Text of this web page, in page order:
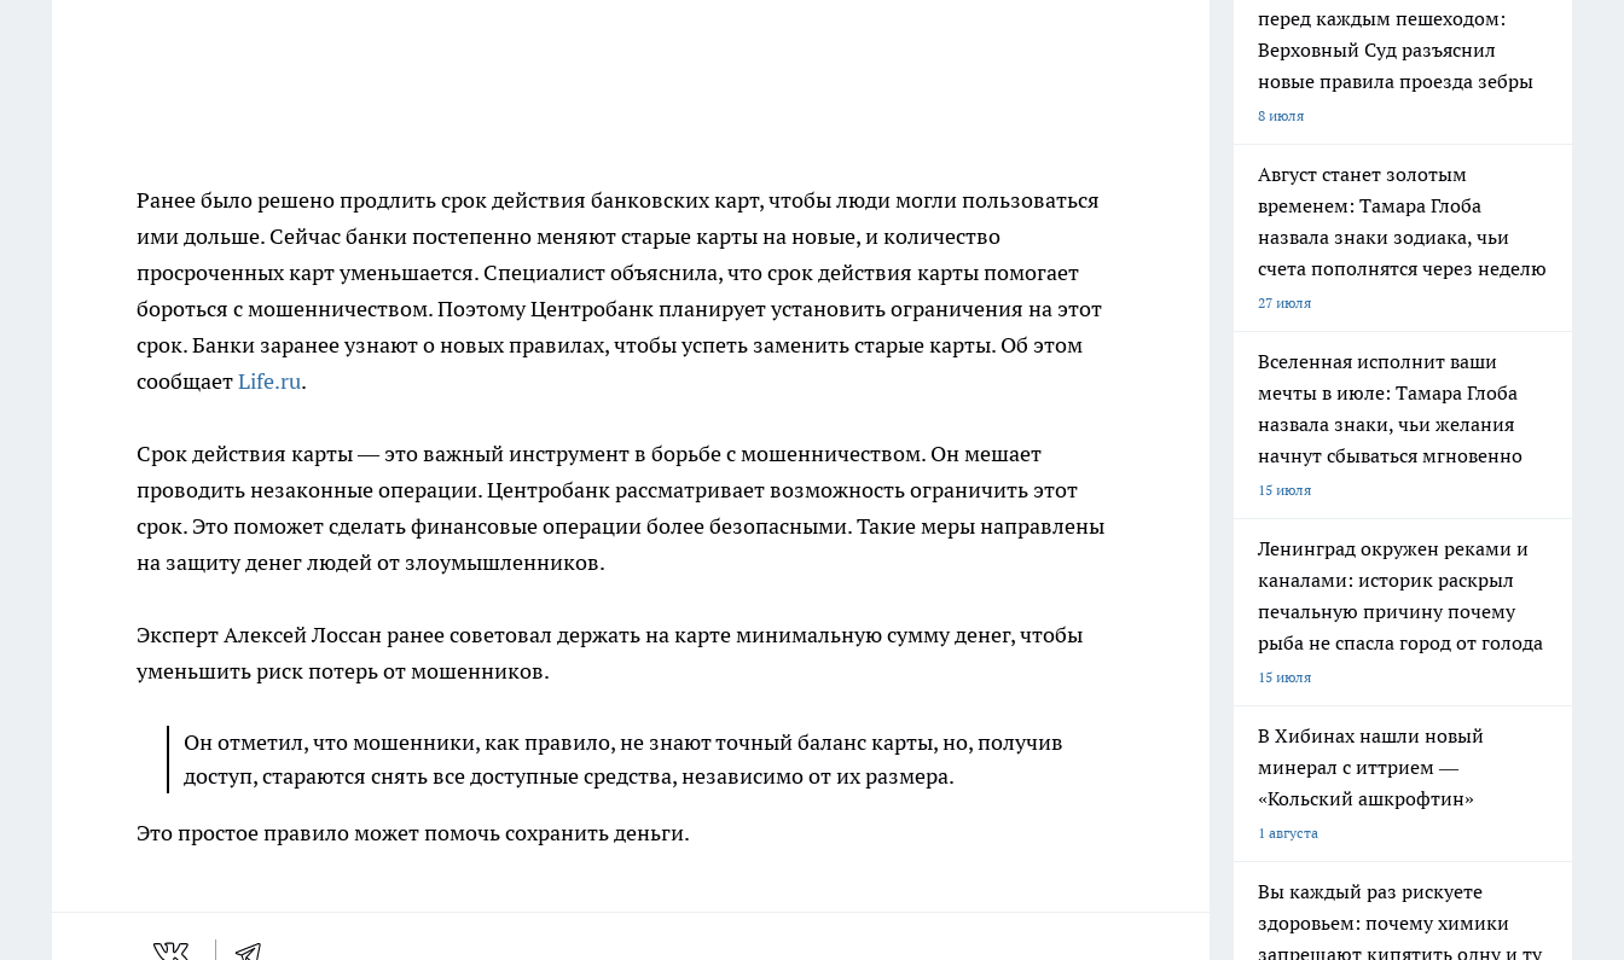
Ранее было решено продлить срок действия банковских карт, чтобы люди могли пользоваться
ими дольше. Сейчас банки постепенно меняют старые карты на новые, и количество
просроченных карт уменьшается. Специалист объяснила, что срок действия карты помогает
бороться с мошенничеством. Поэтому Центробанк планирует установить ограничения на этот
срок. Банки заранее узнают о новых правилах, чтобы успеть заменить старые карты. Об этом
сообщаетLife.ru.
Срок действия карты — это важный инструмент в борьбе с мошенничеством. Он мешает
проводить незаконные операции. Центробанк рассматривает возможность ограничить этот
срок. Это поможет сделать финансовые операции более безопасными. Такие меры направлены
на защиту денег людей от злоумышленников.
Эксперт Алексей Лоссан ранее советовал держать на карте минимальную сумму денег, чтобы
уменьшить риск потерь от мошенников.
Он отметил, что мошенники, как правило, не знают точный баланс карты, но, получив
доступ, стараются снять все доступные средства, независимо от их размера.
Это простое правило может помочь сохранить деньги.
перед каждым пешеходом:
Верховный Суд разъяснил
новые правила проезда зебры
8 июля
Август станет золотым
временем: Тамара Глоба
назвала знаки зодиака, чьи
счета пополнятся через неделю
27 июля
Вселенная исполнит ваши
мечты в июле: Тамара Глоба
назвала знаки, чьи желания
начнут сбываться мгновенно
15 июля
Ленинград окружен реками и
каналами: историк раскрыл
печальную причину почему
рыба не спасла город от голода
15 июля
В Хибинах нашли новый
минерал с иттрием —
«Кольский ашкрофтин»
1 августа
Вы каждый раз рискуете
здоровьем: почему химики
запрещают кипятить одну и ту